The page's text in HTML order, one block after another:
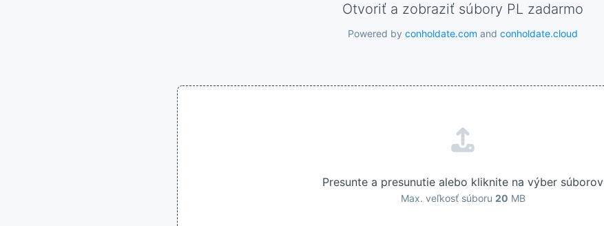
Otvoriť a zobraziť súbory PL zadarmo
Powered by conholdate.com and conholdate.cloud
Presunte a presunutie alebo kliknite na výber súborov
Max. veľkosť súboru 20 MB